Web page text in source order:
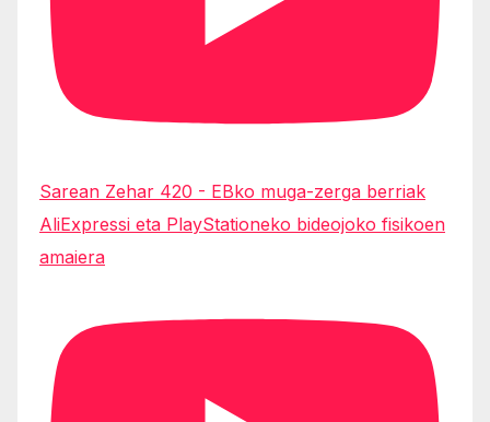
Sarean Zehar 420 - EBko muga-zerga berriak
AliExpressi eta PlayStationeko bideojoko fisikoen
amaiera